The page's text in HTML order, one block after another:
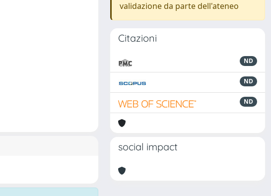
validazione da parte dell'ateneo
Citazioni
ND
ND
ND
social impact